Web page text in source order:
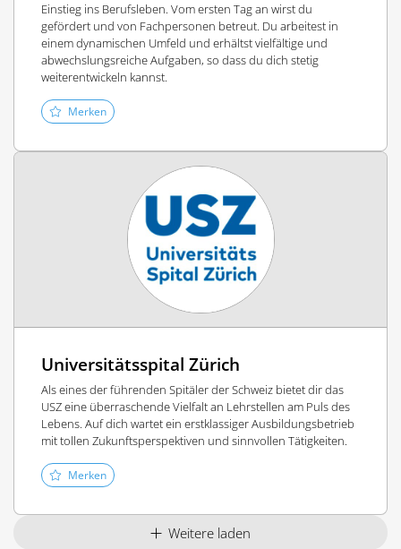
Einstieg ins Berufsleben. Vom ersten Tag an wirst du
gefördert und von Fachpersonen betreut. Du arbeitest in
einem dynamischen Umfeld und erhältst vielfältige und
abwechslungsreiche Aufgaben, so dass du dich stetig
weiterentwickeln kannst.
Merken
Universitätsspital Zürich
Als eines der führenden Spitäler der Schweiz bietet dir das
USZ eine überraschende Vielfalt an Lehrstellen am Puls des
Lebens. Auf dich wartet ein erstklassiger Ausbildungsbetrieb
mit tollen Zukunftsperspektiven und sinnvollen Tätigkeiten.
Merken
Weitere laden